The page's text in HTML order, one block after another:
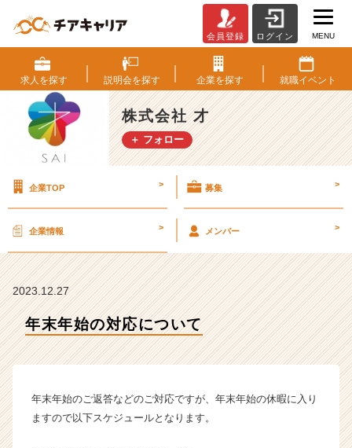
末
年
始
の
対
応
て
会
タ
イ
ン】
|
会員登録 ログイン MENU
求人を探す 説明会を探す 企業を探す 就職イベント
株式会社 才
＋ フォロー
企業TOP > 募集 >
企業情報 > メンバー >
2023.12.27
年末年始の対応について
年末年始のご返答などのご対応ですが、年末年始の休暇に入り
ますので以下スケジュールとなります。